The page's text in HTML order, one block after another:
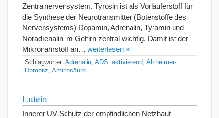
Zentralnervensystem. Tyrosin ist als Vorläuferstoff für
die Synthese der Neurotransmitter (Botenstoffe des
Nervensystems) Dopamin, Adrenalin, Tyramin und
Noradrenalin im Gehirn zentral wichtig. Damit ist der
Mikronährstoff an… weiterlesen »
Schlagwörter: Adrenalin ADS aktivierend Alzheimer-
Demenz Aminosäure
Lutein
Innerer UV-Schutz der empfindlichen Netzhaut